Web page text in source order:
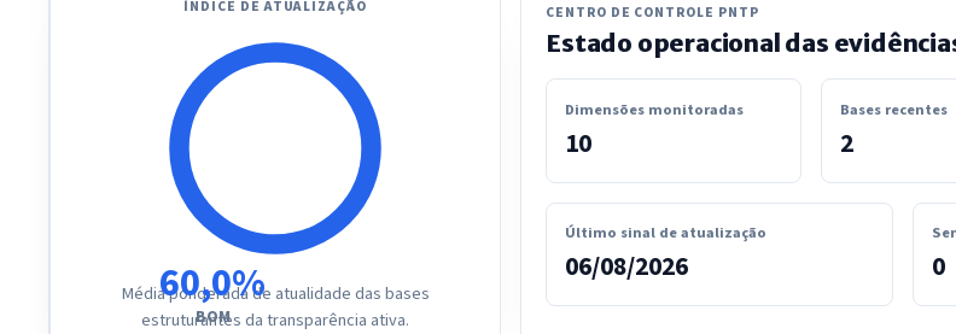
ÍNDICE DE ATUALIZAÇÃO
60,0%
BOM
Média ponderada de atualidade das bases
estruturantes da transparência ativa.
CENTRO DE CONTROLE PNTP
Estado operacional das
Dimensões monitoradas
10
Bases recentes
2
Último sinal de atualização
06/08/2026 0